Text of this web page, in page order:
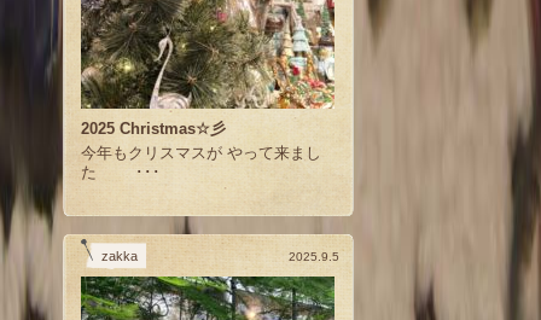
2025 Christmas☆彡
今年もクリスマスが やって来まし
た ･･･
zakka 2025.9.5